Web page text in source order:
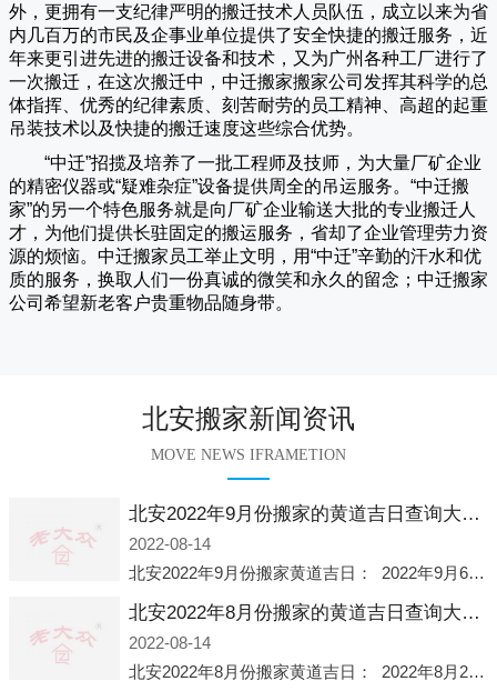
外，更拥有一支纪律严明的搬迁技术人员队伍，成立以来为省
内几百万的市民及企事业单位提供了安全快捷的搬迁服务，近
年来更引进先进的搬迁设备和技术，又为广州各种工厂进行了
一次搬迁，在这次搬迁中， 中迁搬家搬家公司发挥其科学的总
体指挥、优秀的纪律素质、刻苦耐劳的员工精神、高超的起重
吊装技术以及快捷的搬迁速度这些综合优势。
“中迁”招揽及培养了一批工程师及技师，为大量厂矿企业
的精密仪器或“疑难杂症”设备提供周全的吊运服务。“中迁搬
家”的另一个特色服务就是向厂矿企业输送大批的专业搬迁人
才，为他们提供长驻固定的搬运服务，省却了企业管理劳力资
源的烦恼。 中迁搬家员工举止文明，用“中迁”辛勤的汗水和优
质的服务，换取人们一份真诚的微笑和永久的留念； 中迁搬家
公司希望新老客户贵重物品随身带。
北安搬家新闻资讯
MOVE NEWS IFRAMETION
北安2022年9月份搬家的黄道吉日查询大全一览表哪天适合搬家好日子
2022-08-14
北安2022年9月份搬家黄道吉日： 2022年9月6日 「星期二」 农历八月十一2022年9月12日 「星期一」 农历八月十七2022年9月16日 「星期五」 农历八月廿一2022年9月2
北安2022年8月份搬家的黄道吉日查询大全一览表哪天适合搬家好日子
2022-08-14
北安2022年8月份搬家黄道吉日： 2022年8月2日 「星期二」 农历七月初五2022年8月6日 「星期六」 农历七月初九2022年8月8日 「星期一」 农历七月十一2022年8月10日 「